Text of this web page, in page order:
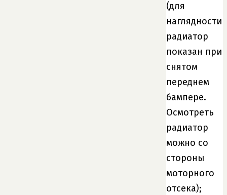
(для
наглядности
радиатор
показан при
снятом
переднем
бампере.
Осмотреть
радиатор
можно со
стороны
моторного
отсека);